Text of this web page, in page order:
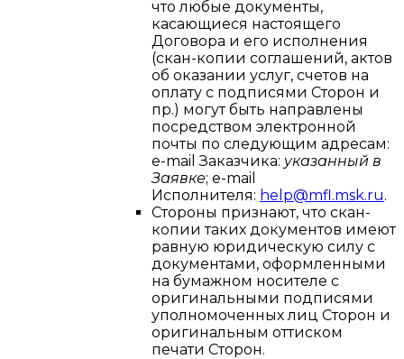
что любые документы,
касающиеся настоящего
Договора и его исполнения
(скан-копии соглашений, актов
об оказании услуг, счетов на
оплату с подписями Сторон и
пр.) могут быть направлены
посредством электронной
почты по следующим адресам:
e-mail Заказчика: указанный в
Заявке; e-mail
Исполнителя: help@mfl.msk.ru.
Стороны признают, что скан-
копии таких документов имеют
равную юридическую силу с
документами, оформленными
на бумажном носителе с
оригинальными подписями
уполномоченных лиц Сторон и
оригинальным оттиском
печати Сторон.